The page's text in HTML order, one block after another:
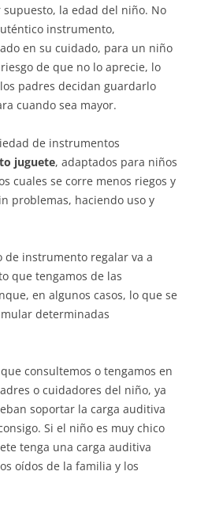
la edad del niño. No
instrumento,
en su cuidado, para un niño
de que no lo aprecie, lo
padres decidan guardarlo
cuando sea mayor.
de instrumentos
juguete, adaptados para niños
cuales se corre menos riegos y
problemas, haciendo uso y
de instrumento regalar va a
que tengamos de las
en algunos casos, lo que se
determinadas
consultemos o tengamos en
o cuidadores del niño, ya
soportar la carga auditiva
Si el niño es muy chico
tenga una carga auditiva
oídos de la familia y los